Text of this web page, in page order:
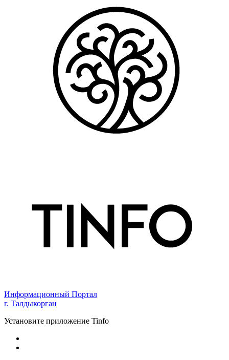
Информационный Портал
г. Талдыкорган
Установите приложение Tinfo